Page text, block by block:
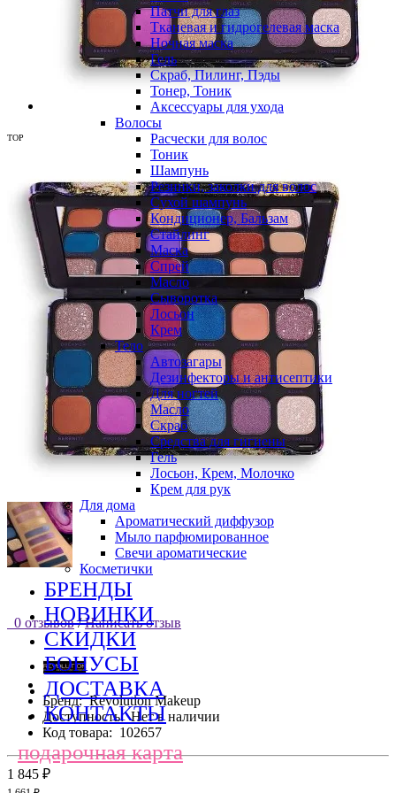
Патчи для глаз
Тканевая и гидрогелевая маска
Ночная маска
Гель
Скраб, Пилинг, Пэды
Тонер, Тоник
Аксессуары для ухода
Волосы
Расчески для волос
Тоник
Шампунь
Резинки, заколки для волос
Сухой шампунь
Кондиционер, Бальзам
Стайлинг
Маска
Спрей
Масло
Сыворотка
Лосьон
Крем
Тело
Автозагары
Дезинфекторы и антисептики
Для ногтей
Масло
Скраб
Средства для гигиены
Гель
Лосьон, Крем, Молочко
Крем для рук
Для дома
Ароматический диффузор
Мыло парфюмированное
Свечи ароматические
Косметички
БРЕНДЫ
НОВИНКИ
СКИДКИ
БОНУСЫ
ДОСТАВКА
КОНТАКТЫ
подарочная карта
TOP
0 отзывов / Написать отзыв
Бренд: Revolution Makeup
Доступность:Нет в наличии
Код товара: 102657
1 845 ₽